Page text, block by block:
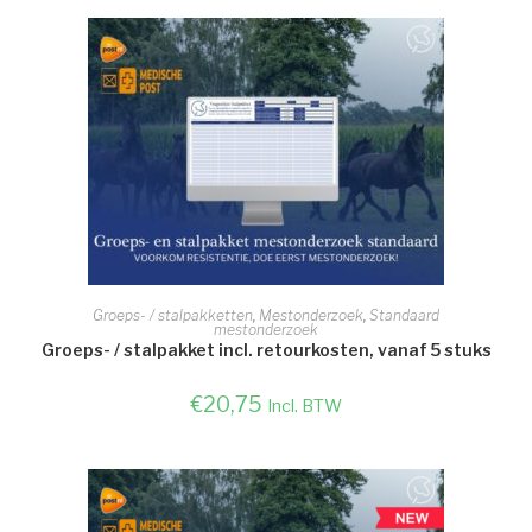
TOEVOEGEN AAN WINKELWAGEN
Groeps- / stalpakketten, Mestonderzoek, Standaard
mestonderzoek
Groeps- / stalpakket incl. retourkosten, vanaf 5 stuks
€20,75 Incl. BTW